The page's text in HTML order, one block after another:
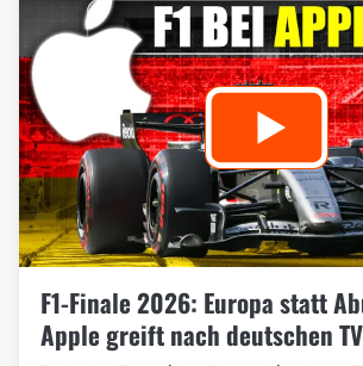
F1-Finale 2026: Europa statt
Apple greift nach deutschen